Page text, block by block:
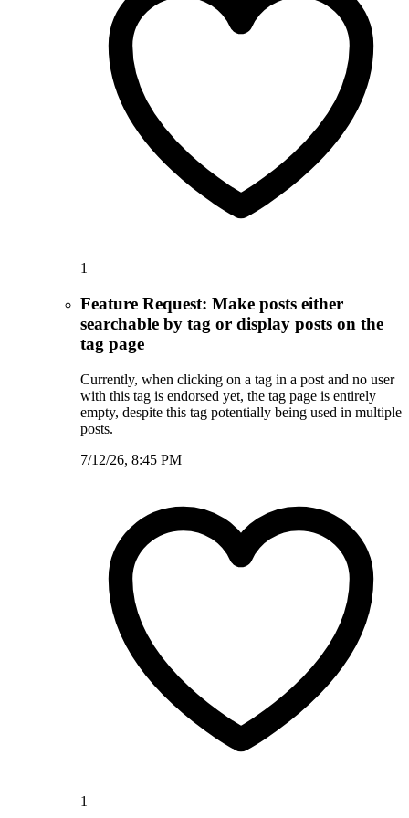
1
Feature Request: Make posts either
searchable by tag or display posts on the
tag page
Currently, when clicking on a tag in a post and no user
with this tag is endorsed yet, the tag page is entirely
empty, despite this tag potentially being used in multiple
posts.
7/12/26, 8:45 PM
1